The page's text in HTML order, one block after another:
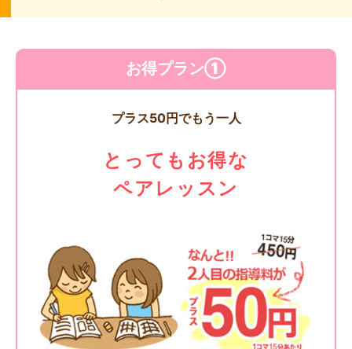
お得プラン①
プラス50円でもう一人
とってもお得な
ペアレッスン